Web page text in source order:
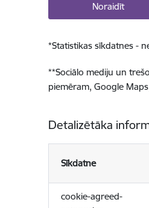
Noraidīt
*Statistikas sīkdatnes -
**Sociālo mediju un
piemēram, Google
Detalizētāka
Sīkdatne
cookie-agreed-